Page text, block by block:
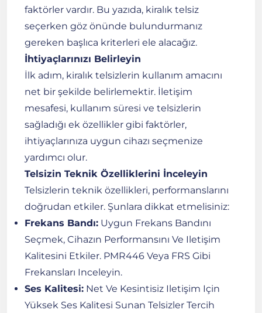
faktörler vardır. Bu yazıda, kiralık telsiz
seçerken göz önünde bulundurmanız
gereken başlıca kriterleri ele alacağız.
İhtiyaçlarınızı Belirleyin
İlk adım, kiralık telsizlerin kullanım amacını
net bir şekilde belirlemektir. İletişim
mesafesi, kullanım süresi ve telsizlerin
sağladığı ek özellikler gibi faktörler,
ihtiyaçlarınıza uygun cihazı seçmenize
yardımcı olur.
Telsizin Teknik Özelliklerini İnceleyin
Telsizlerin teknik özellikleri, performanslarını
doğrudan etkiler. Şunlara dikkat etmelisiniz:
Frekans Bandı: Uygun Frekans Bandını
Seçmek, Cihazın Performansını Ve Iletişim
Kalitesini Etkiler. PMR446 Veya FRS Gibi
Frekansları Inceleyin.
Ses Kalitesi: Net Ve Kesintisiz Iletişim Için
Yüksek Ses Kalitesi Sunan Telsizler Tercih